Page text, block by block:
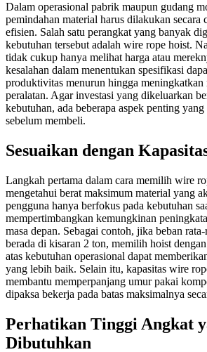
Dalam operasional pabrik maupun gudang
pemindahan material harus dilakukan secara
efisien. Salah satu perangkat yang banyak
kebutuhan tersebut adalah wire rope hoist.
tidak cukup hanya melihat harga atau
kesalahan dalam menentukan spesifikasi
produktivitas menurun hingga meningkatkan
peralatan. Agar investasi yang dikeluarkan
kebutuhan, ada beberapa aspek penting
sebelum membeli.
Sesuaikan dengan
Langkah pertama dalam cara memilih wire
mengetahui berat maksimum material yang
pengguna hanya berfokus pada kebutuhan
mempertimbangkan kemungkinan
masa depan. Sebagai contoh, jika beban
berada di kisaran 2 ton, memilih hoist
atas kebutuhan operasional dapat
yang lebih baik. Selain itu, kapasitas wire
membantu memperpanjang umur pakai
dipaksa bekerja pada batas maksimalnya
Perhatikan Tinggi Angkat
Dibutuhkan